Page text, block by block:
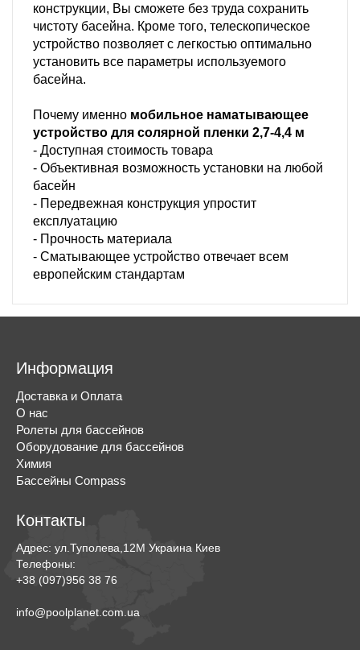
конструкции, Вы сможете без труда сохранить
чистоту басейна. Кроме того, телескопическое
устройство позволяет с легкостью оптимально
установить все параметры используемого
басейна.
Почему именно мобильное наматывающее
устройство для солярной пленки 2,7-4,4 м
- Доступная стоимость товара
- Объективная возможность установки на любой
басейн
- Передвежная конструкция упростит
експлуатацию
- Прочность материала
- Сматывающее устройство отвечает всем
европейским стандартам
Информация
Доставка и Оплата
О нас
Ролеты для бассейнов
Оборудование для бассейнов
Химия
Бассейны Compass
Контакты
Адрес: ул.Туполева,12М Украина Киев
Телефоны:
+38 (097)956 38 76
info@poolplanet.com.ua